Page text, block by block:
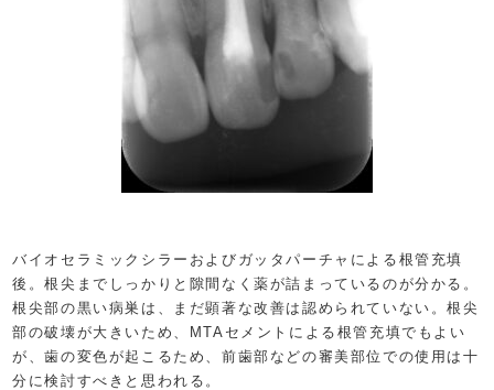
バイオセラミックシラーおよびガッタパーチャによる根管充填
後。根尖までしっかりと隙間なく薬が詰まっているのが分かる。
根尖部の黒い病巣は、まだ顕著な改善は認められていない。根尖
部の破壊が大きいため、MTAセメントによる根管充填でもよい
が、歯の変色が起こるため、前歯部などの審美部位での使用は十
分に検討すべきと思われる。